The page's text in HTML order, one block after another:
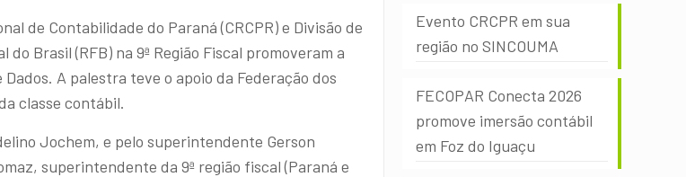
de Contabilidade do Paraná (CRCPR) e Divisão de
Brasil (RFB) na 9ª Região Fiscal promoveram a
A palestra teve o apoio da Federação dos
classe contábil.
Jochem, e pelo superintendente Gerson
superintendente da 9ª região fiscal (Paraná e
Evento CRCPR em sua
região no SINCOUMA
FECOPAR Conecta 2026
promove imersão contábil
em Foz do Iguaçu